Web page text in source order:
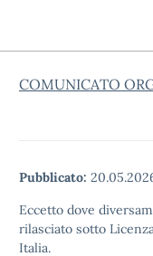
COMUNICATO
Pubblicato:
Eccetto dove
rilasciato sotto
Italia.